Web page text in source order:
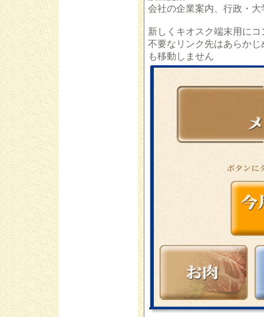
会社の企業案内、行政・
新しくキオスク端末用に
不要なリンク先はあらか
も移動しません